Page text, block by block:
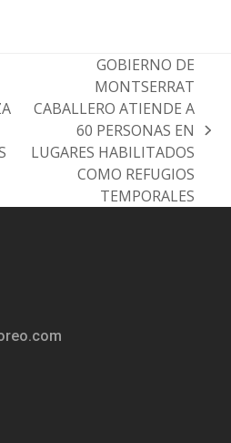
post:
GOBIERNO DE
MONTSERRAT
CABALLERO ATIENDE A
60 PERSONAS EN
LUGARES HABILITADOS
COMO REFUGIOS
TEMPORALES